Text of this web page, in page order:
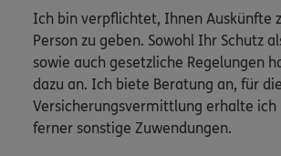
Ich bin verpflichtet, Ihnen Auskünfte
Person zu geben. Sowohl Ihr Schutz
sowie auch gesetzliche Regelungen
dazu an. Ich biete Beratung an, für die
Versicherungsvermittlung erhalte ich
ferner sonstige Zuwendungen.